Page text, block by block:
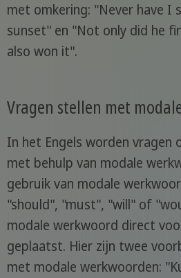
met omkering: "Never have I
sunset" en "Not only did he
also won it".
Vragen stellen met
In het Engels worden vragen
met behulp van modale
gebruik van modale
"should", "must", "will" of
modale werkwoord direct
geplaatst. Hier zijn twee
met modale werkwoorden: